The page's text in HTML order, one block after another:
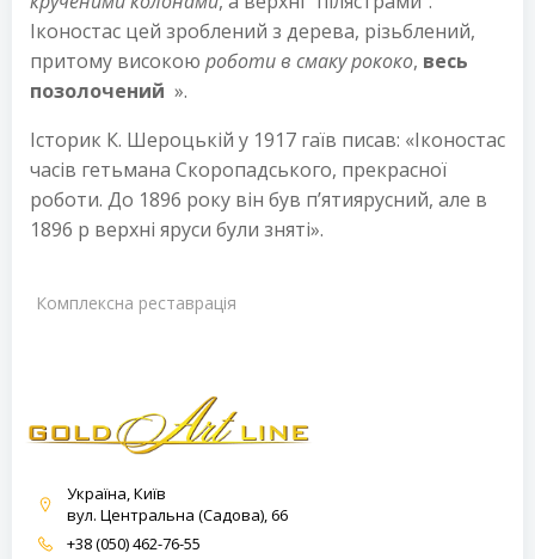
Іконостас цей зроблений з дерева, різьблений,
притому високою роботи в смаку рококо, весь
позолочений ».
Історик К. Шероцькій у 1917 гаїв писав: «Іконостас
часів гетьмана Скоропадського, прекрасної
роботи. До 1896 року він був п’ятиярусний, але в
1896 р верхні яруси були зняті».
Комплексна реставрація
Україна, Київ
вул. Центральна (Садова), 66
+38 (050) 462-76-55